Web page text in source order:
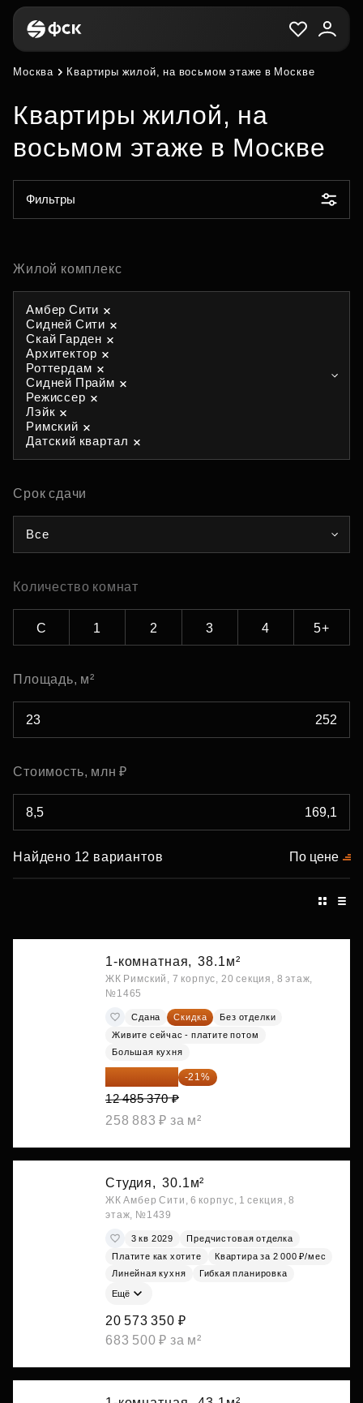
Москва Квартиры жилой, на восьмом этаже в Москве
Квартиры жилой, на
восьмом этаже в Москве
Фильтры
Жилой комплекс
Амбер Сити
Сидней Сити
Скай Гарден
Архитектор
Роттердам
Сидней Прайм
Режиссер
Лэйк
Римский
Датский квартал
Срок сдачи
Все
Количество комнат
С 1 2 3 4 5+
Площадь, м²
Стоимость, млн ₽
Найдено 12 вариантов По цене
1-комнатная, 38.1м²
ЖК Римский, 7 корпус, 20 секция, 8 этаж,
№1465
Сдана Скидка
Без отделки
Живите сейчас - платите потом
Большая кухня
-21%
12 485 370 ₽
258 883 ₽ за м²
Студия, 30.1м²
ЖК Амбер Сити, 6 корпус, 1 секция, 8
этаж, №1439
3 кв 2029
Предчистовая отделка
Платите как хотите
Квартира за 2 000 ₽/мес
Линейная кухня
Гибкая планировка
Ещё
20 573 350 ₽
683 500 ₽ за м²